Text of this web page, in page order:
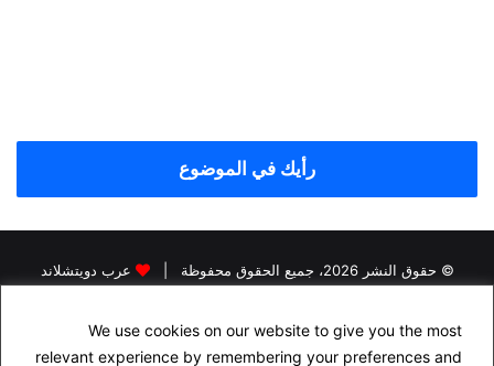
We use cookies on our website to give you the most
relevant experience by remembering your preferences and
رأيك في الموضوع
© حقوق النشر 2026، جميع الحقوق محفوظة |
عرب دويتشلاند
البحث عن سكن في المانيا
الجنسية الالمانية الاقامة الدائمة في المانيا